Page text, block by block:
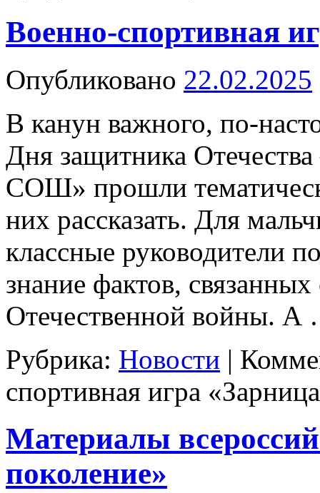
Военно-спортивная
Опубликовано 22.02.2025
В канун важного, по-
Дня защитника
СОШ» прошли
них рассказать. Для
классные руководители
знание фактов,
Отечественной войны.
Рубрика: Новости |
спортивная игра
Материалы
поколение»